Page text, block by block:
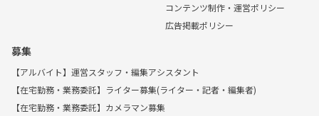
コンテンツ制作・運営ポリシー
広告掲載ポリシー
募集
【アルバイト】運営スタッフ・編集アシスタント
【在宅勤務・業務委託】ライター募集(ライター・記者・編集者)
【在宅勤務・業務委託】カメラマン募集